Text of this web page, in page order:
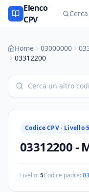
Elenco
CPV
Cerca
Home 03000000
03312200
Codice CPV · Livello 5
03312200-
Livello:5Codice padre: